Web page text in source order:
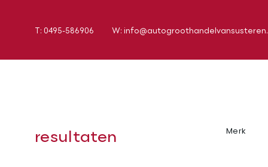
T: 0495-586906 W:
resultaten